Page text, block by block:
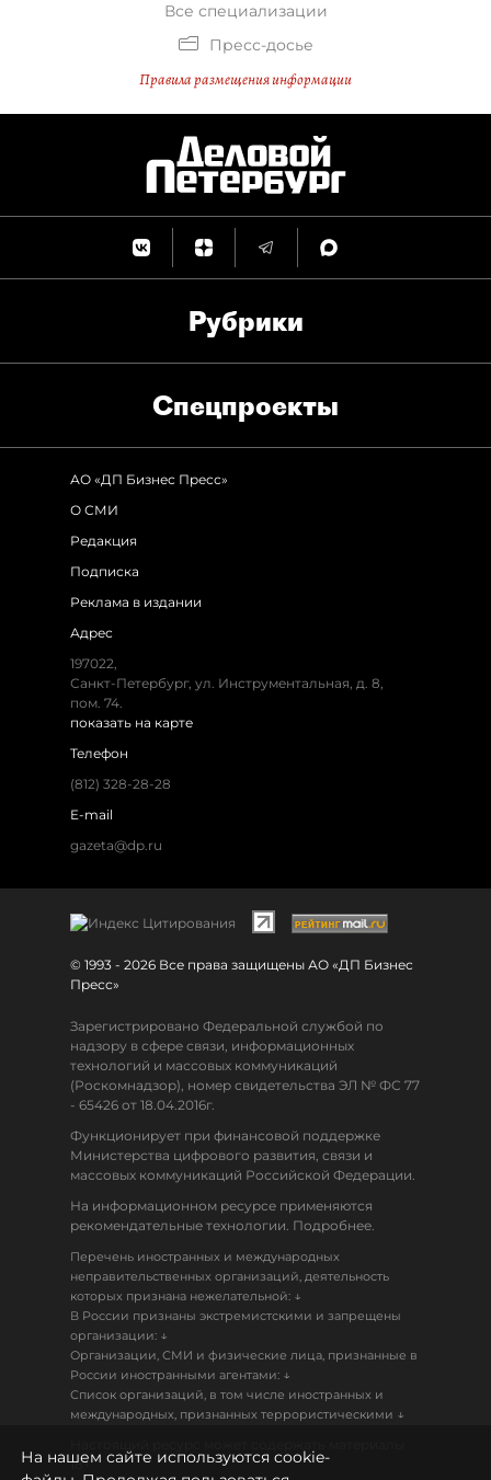
Все специализации
Пресс-досье
Правила размещения информации
Рубрики
Спец­проекты
АО «ДП Бизнес Пресс»
О СМИ
Редакция
Подписка
Реклама в издании
Адрес
197022,
Санкт-Петербург, ул. Инструментальная, д. 8,
пом. 74.
показать на карте
Телефон
(812) 328-28-28
E-mail
gazeta@dp.ru
© 1993 - 2026 Все права защищены АО «ДП Бизнес
Пресс»
Зарегистрировано Федеральной службой по
надзору в сфере связи, информационных
технологий и массовых коммуникаций
(Роскомнадзор), номер свидетельства ЭЛ № ФС 77
- 65426 от 18.04.2016г.
Функционирует при финансовой поддержке
Министерства цифрового развития, связи и
массовых коммуникаций Российской Федерации.
На информационном ресурсе применяются
рекомендательные технологии. Подробнее.
Перечень иностранных и международных
неправительственных организаций, деятельность
которых признана нежелательной: ↓
В России признаны экстремистскими и запрещены
организации: ↓
Организации, СМИ и физические лица, признанные в
России иностранными агентами: ↓
Список организаций, в том числе иностранных и
международных, признанных террористическими ↓
18+
На нашем сайте используются cookie-